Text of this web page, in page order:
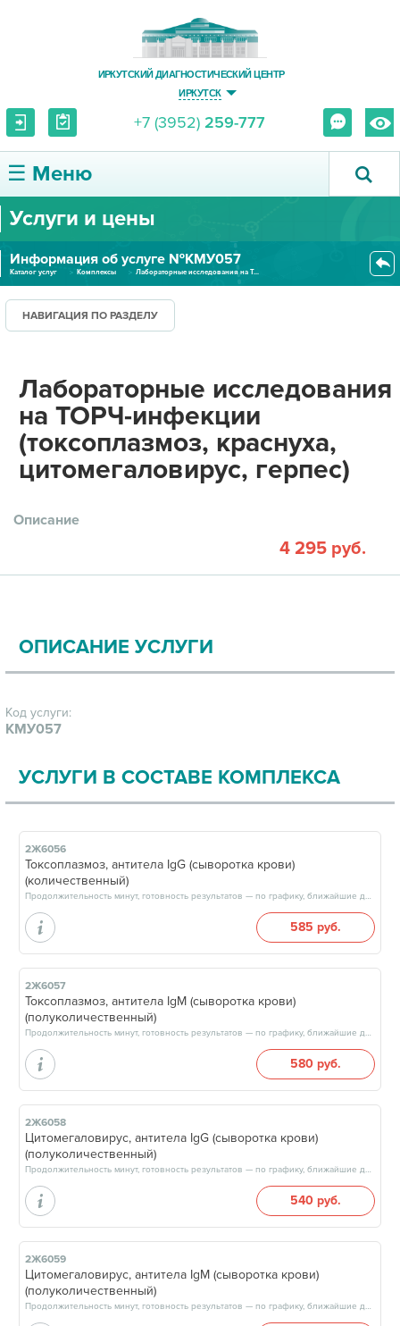
ИРКУТСКИЙ ДИАГНОСТИЧЕСКИЙ ЦЕНТР
ИРКУТСК
+7 (3952) 259-777
☰ Меню
О ЦЕНТРЕ
УСЛУГИ И ЦЕНЫ
ПАЦИЕНТУ
ПРАВОВАЯ ИНФОРМАЦИЯ
Услуги и цены
Информация об услуге №КМУ057
Каталог услуг Комплексы Лабораторные исследования на Т...
НАВИГАЦИЯ ПО РАЗДЕЛУ
Лабораторные исследования
на ТОРЧ-инфекции
(токсоплазмоз, краснуха,
цитомегаловирус, герпес)
Описание
4 295 руб.
ОПИСАНИЕ УСЛУГИ
Код услуги:
КМУ057
УСЛУГИ В СОСТАВЕ КОМПЛЕКСА
2Ж6056
Токсоплазмоз, антитела IgG (сыворотка крови)
(количественный)
Продолжительность минут, готовность результатов — по графику, ближайшие даты: 08.08.26, 15.08.26, 22.08.26, 29.08.26, результат через 3 рабочих дня, после 17:00
585 руб.
2Ж6057
Токсоплазмоз, антитела IgM (сыворотка крови)
(полуколичественный)
Продолжительность минут, готовность результатов — по графику, ближайшие даты: 08.08.26, 15.08.26, 22.08.26, 29.08.26, результат через 3 рабочих дня, после 17:00
580 руб.
2Ж6058
Цитомегаловирус, антитела IgG (сыворотка крови)
(полуколичественный)
Продолжительность минут, готовность результатов — по графику, ближайшие даты: 08.08.26, 15.08.26, 22.08.26, 29.08.26, результат через 3 рабочих дня, после 17:00
540 руб.
2Ж6059
Цитомегаловирус, антитела IgM (сыворотка крови)
(полуколичественный)
Продолжительность минут, готовность результатов — по графику, ближайшие даты: 08.08.26, 15.08.26, 22.08.26, 29.08.26, результат через 3 рабочих дня, после 17:00